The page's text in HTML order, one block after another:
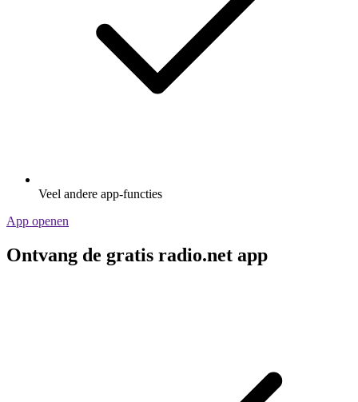
Veel andere app-functies
App openen
Ontvang de gratis radio.net app